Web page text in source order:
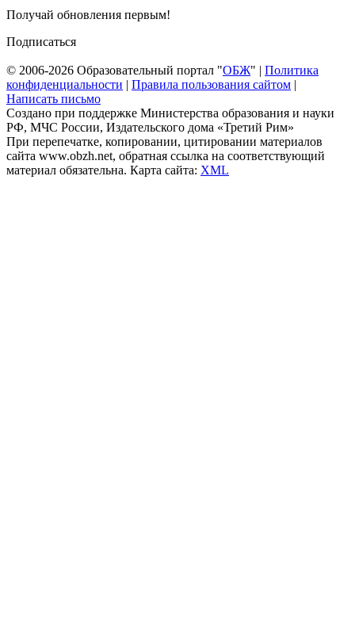
Получай обновления первым!
Подписаться
© 2006-2026 Образовательный портал "ОБЖ" | Политика
конфиденциальности | Правила пользования сайтом |
Написать письмо
Создано при поддержке Министерства образования и науки
РФ, МЧС России, Издательского дома «Третий Рим»
При перепечатке, копировании, цитировании материалов
сайта www.obzh.net, обратная ссылка на соответствующий
материал обязательна. Карта сайта: XML